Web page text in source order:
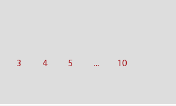
3 4 5 ... 10